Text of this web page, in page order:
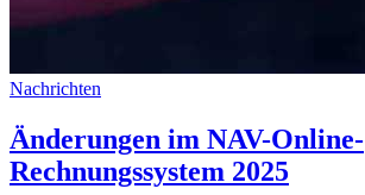
Nachrichten
Änderungen im NAV-Online-
Rechnungssystem 2025